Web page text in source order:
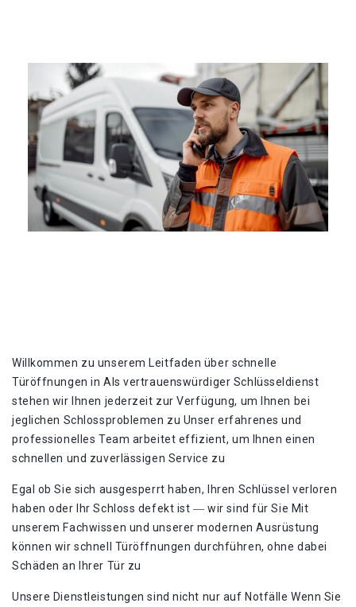
Willkommen zu unserem Leitfaden über schnelle
Türöffnungen in Als vertrauenswürdiger Schlüsseldienst
stehen wir Ihnen jederzeit zur Verfügung, um Ihnen bei
jeglichen Schlossproblemen zu Unser erfahrenes und
professionelles Team arbeitet effizient, um Ihnen einen
schnellen und zuverlässigen Service zu
Egal ob Sie sich ausgesperrt haben, Ihren Schlüssel verloren
haben oder Ihr Schloss defekt ist ― wir sind für Sie Mit
unserem Fachwissen und unserer modernen Ausrüstung
können wir schnell Türöffnungen durchführen, ohne dabei
Schäden an Ihrer Tür zu
Unsere Dienstleistungen sind nicht nur auf Notfälle Wenn Sie